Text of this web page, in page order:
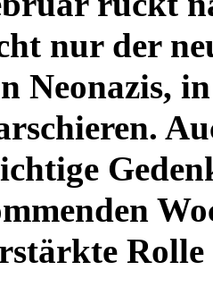
nur der
Neonazis,
Rolle